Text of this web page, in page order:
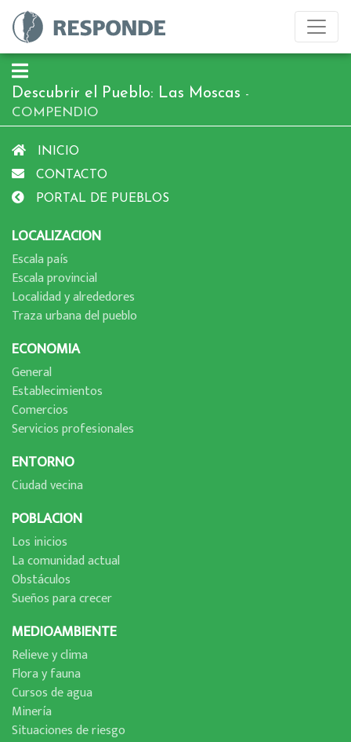
Descubrir el Pueblo: Las Moscas -
COMPENDIO
INICIO
CONTACTO
PORTAL DE PUEBLOS
LOCALIZACION
Escala paí­s
Escala provincial
Localidad y alrededores
Traza urbana del pueblo
ECONOMIA
General
Establecimientos
Comercios
Servicios profesionales
ENTORNO
Ciudad vecina
POBLACION
Los inicios
La comunidad actual
Obstáculos
Sueños para crecer
MEDIOAMBIENTE
Relieve y clima
Flora y fauna
Cursos de agua
Minerí­a
Situaciones de riesgo